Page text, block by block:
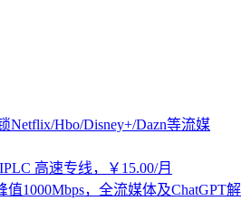
Netflix/Hbo/Disney+/Dazn等流媒
高速专线，￥15.00/月
值1000Mbps，全流媒体及ChatGPT解